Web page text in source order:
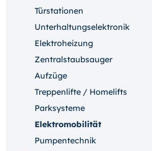
Türstationen
Unterhaltungselektronik
Elektroheizung
Zentralstaubsauger
Aufzüge
Treppenlifte / Homelifts
Parksysteme
Elektromobilität
Pumpentechnik